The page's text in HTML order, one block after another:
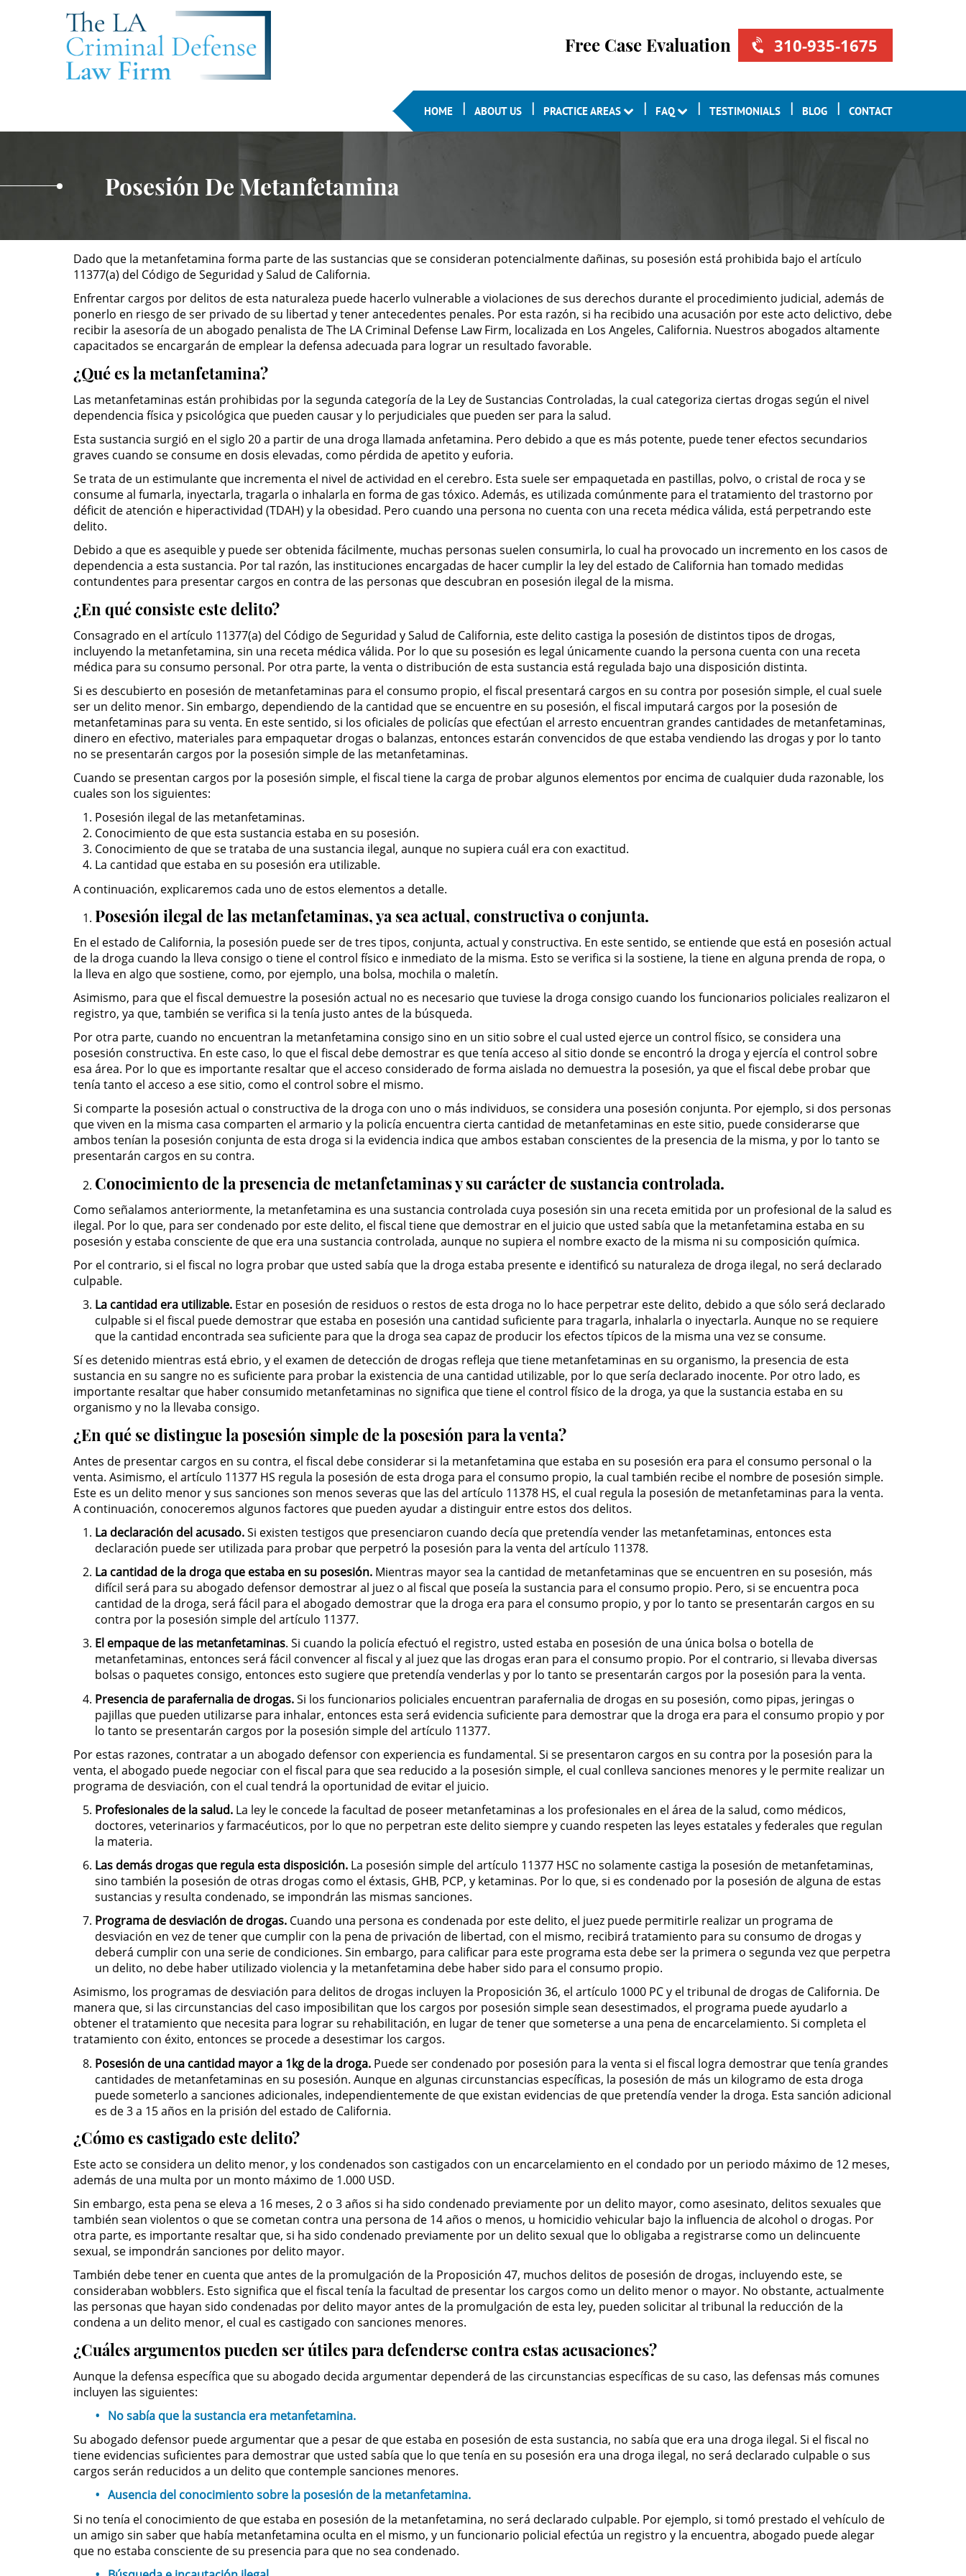
Free Case Evaluation 310-935-1675
HOME ABOUT US PRACTICE AREAS FAQ TESTIMONIALS BLOG CONTACT
Posesión De Metanfetamina
Dado que la metanfetamina forma parte de las sustancias que se consideran potencialmente dañinas, su posesión está prohibida bajo el artículo
11377(a) del Código de Seguridad y Salud de California.
Enfrentar cargos por delitos de esta naturaleza puede hacerlo vulnerable a violaciones de sus derechos durante el procedimiento judicial, además de
ponerlo en riesgo de ser privado de su libertad y tener antecedentes penales. Por esta razón, si ha recibido una acusación por este acto delictivo, debe
recibir la asesoría de un abogado penalista de The LA Criminal Defense Law Firm, localizada en Los Angeles, California. Nuestros abogados altamente
capacitados se encargarán de emplear la defensa adecuada para lograr un resultado favorable.
¿Qué es la metanfetamina?
Las metanfetaminas están prohibidas por la segunda categoría de la Ley de Sustancias Controladas, la cual categoriza ciertas drogas según el nivel
dependencia física y psicológica que pueden causar y lo perjudiciales que pueden ser para la salud.
Esta sustancia surgió en el siglo 20 a partir de una droga llamada anfetamina. Pero debido a que es más potente, puede tener efectos secundarios
graves cuando se consume en dosis elevadas, como pérdida de apetito y euforia.
Se trata de un estimulante que incrementa el nivel de actividad en el cerebro. Esta suele ser empaquetada en pastillas, polvo, o cristal de roca y se
consume al fumarla, inyectarla, tragarla o inhalarla en forma de gas tóxico. Además, es utilizada comúnmente para el tratamiento del trastorno por
déficit de atención e hiperactividad (TDAH) y la obesidad. Pero cuando una persona no cuenta con una receta médica válida, está perpetrando este
delito.
Debido a que es asequible y puede ser obtenida fácilmente, muchas personas suelen consumirla, lo cual ha provocado un incremento en los casos de
dependencia a esta sustancia. Por tal razón, las instituciones encargadas de hacer cumplir la ley del estado de California han tomado medidas
contundentes para presentar cargos en contra de las personas que descubran en posesión ilegal de la misma.
¿En qué consiste este delito?
Consagrado en el artículo 11377(a) del Código de Seguridad y Salud de California, este delito castiga la posesión de distintos tipos de drogas,
incluyendo la metanfetamina, sin una receta médica válida. Por lo que su posesión es legal únicamente cuando la persona cuenta con una receta
médica para su consumo personal. Por otra parte, la venta o distribución de esta sustancia está regulada bajo una disposición distinta.
Si es descubierto en posesión de metanfetaminas para el consumo propio, el fiscal presentará cargos en su contra por posesión simple, el cual suele
ser un delito menor. Sin embargo, dependiendo de la cantidad que se encuentre en su posesión, el fiscal imputará cargos por la posesión de
metanfetaminas para su venta. En este sentido, si los oficiales de policías que efectúan el arresto encuentran grandes cantidades de metanfetaminas,
dinero en efectivo, materiales para empaquetar drogas o balanzas, entonces estarán convencidos de que estaba vendiendo las drogas y por lo tanto
no se presentarán cargos por la posesión simple de las metanfetaminas.
Cuando se presentan cargos por la posesión simple, el fiscal tiene la carga de probar algunos elementos por encima de cualquier duda razonable, los
cuales son los siguientes:
Posesión ilegal de las metanfetaminas.
Conocimiento de que esta sustancia estaba en su posesión.
Conocimiento de que se trataba de una sustancia ilegal, aunque no supiera cuál era con exactitud.
La cantidad que estaba en su posesión era utilizable.
A continuación, explicaremos cada uno de estos elementos a detalle.
Posesión ilegal de las metanfetaminas, ya sea actual, constructiva o conjunta.
En el estado de California, la posesión puede ser de tres tipos, conjunta, actual y constructiva. En este sentido, se entiende que está en posesión actual
de la droga cuando la lleva consigo o tiene el control físico e inmediato de la misma. Esto se verifica si la sostiene, la tiene en alguna prenda de ropa, o
la lleva en algo que sostiene, como, por ejemplo, una bolsa, mochila o maletín.
Asimismo, para que el fiscal demuestre la posesión actual no es necesario que tuviese la droga consigo cuando los funcionarios policiales realizaron el
registro, ya que, también se verifica si la tenía justo antes de la búsqueda.
Por otra parte, cuando no encuentran la metanfetamina consigo sino en un sitio sobre el cual usted ejerce un control físico, se considera una
posesión constructiva. En este caso, lo que el fiscal debe demostrar es que tenía acceso al sitio donde se encontró la droga y ejercía el control sobre
esa área. Por lo que es importante resaltar que el acceso considerado de forma aislada no demuestra la posesión, ya que el fiscal debe probar que
tenía tanto el acceso a ese sitio, como el control sobre el mismo.
Si comparte la posesión actual o constructiva de la droga con uno o más individuos, se considera una posesión conjunta. Por ejemplo, si dos personas
que viven en la misma casa comparten el armario y la policía encuentra cierta cantidad de metanfetaminas en este sitio, puede considerarse que
ambos tenían la posesión conjunta de esta droga si la evidencia indica que ambos estaban conscientes de la presencia de la misma, y por lo tanto se
presentarán cargos en su contra.
Conocimiento de la presencia de metanfetaminas y su carácter de sustancia controlada.
Como señalamos anteriormente, la metanfetamina es una sustancia controlada cuya posesión sin una receta emitida por un profesional de la salud es
ilegal. Por lo que, para ser condenado por este delito, el fiscal tiene que demostrar en el juicio que usted sabía que la metanfetamina estaba en su
posesión y estaba consciente de que era una sustancia controlada, aunque no supiera el nombre exacto de la misma ni su composición química.
Por el contrario, si el fiscal no logra probar que usted sabía que la droga estaba presente e identificó su naturaleza de droga ilegal, no será declarado
culpable.
La cantidad era utilizable. Estar en posesión de residuos o restos de esta droga no lo hace perpetrar este delito, debido a que sólo será declarado
culpable si el fiscal puede demostrar que estaba en posesión una cantidad suficiente para tragarla, inhalarla o inyectarla. Aunque no se requiere
que la cantidad encontrada sea suficiente para que la droga sea capaz de producir los efectos típicos de la misma una vez se consume.
Sí es detenido mientras está ebrio, y el examen de detección de drogas refleja que tiene metanfetaminas en su organismo, la presencia de esta
sustancia en su sangre no es suficiente para probar la existencia de una cantidad utilizable, por lo que sería declarado inocente. Por otro lado, es
importante resaltar que haber consumido metanfetaminas no significa que tiene el control físico de la droga, ya que la sustancia estaba en su
organismo y no la llevaba consigo.
¿En qué se distingue la posesión simple de la posesión para la venta?
Antes de presentar cargos en su contra, el fiscal debe considerar si la metanfetamina que estaba en su posesión era para el consumo personal o la
venta. Asimismo, el artículo 11377 HS regula la posesión de esta droga para el consumo propio, la cual también recibe el nombre de posesión simple.
Este es un delito menor y sus sanciones son menos severas que las del artículo 11378 HS, el cual regula la posesión de metanfetaminas para la venta.
A continuación, conoceremos algunos factores que pueden ayudar a distinguir entre estos dos delitos.
La declaración del acusado.Si existen testigos que presenciaron cuando decía que pretendía vender las metanfetaminas, entonces esta
declaración puede ser utilizada para probar que perpetró la posesión para la venta del artículo 11378.
La cantidad de la droga que estaba en su posesión. Mientras mayor sea la cantidad de metanfetaminas que se encuentren en su posesión, más
difícil será para su abogado defensor demostrar al juez o al fiscal que poseía la sustancia para el consumo propio. Pero, si se encuentra poca
cantidad de la droga, será fácil para el abogado demostrar que la droga era para el consumo propio, y por lo tanto se presentarán cargos en su
contra por la posesión simple del artículo 11377.
El empaque de las metanfetaminas. Si cuando la policía efectuó el registro, usted estaba en posesión de una única bolsa o botella de
metanfetaminas, entonces será fácil convencer al fiscal y al juez que las drogas eran para el consumo propio. Por el contrario, si llevaba diversas
bolsas o paquetes consigo, entonces esto sugiere que pretendía venderlas y por lo tanto se presentarán cargos por la posesión para la venta.
Presencia de parafernalia de drogas.Si los funcionarios policiales encuentran parafernalia de drogas en su posesión, como pipas, jeringas o
pajillas que pueden utilizarse para inhalar, entonces esta será evidencia suficiente para demostrar que la droga era para el consumo propio y por
lo tanto se presentarán cargos por la posesión simple del artículo 11377.
Por estas razones, contratar a un abogado defensor con experiencia es fundamental. Si se presentaron cargos en su contra por la posesión para la
venta, el abogado puede negociar con el fiscal para que sea reducido a la posesión simple, el cual conlleva sanciones menores y le permite realizar un
programa de desviación, con el cual tendrá la oportunidad de evitar el juicio.
Profesionales de la salud. La ley le concede la facultad de poseer metanfetaminas a los profesionales en el área de la salud, como médicos,
doctores, veterinarios y farmacéuticos, por lo que no perpetran este delito siempre y cuando respeten las leyes estatales y federales que regulan
la materia.
Las demás drogas que regula esta disposición. La posesión simple del artículo 11377 HSC no solamente castiga la posesión de metanfetaminas,
sino también la posesión de otras drogas como el éxtasis, GHB, PCP, y ketaminas. Por lo que, si es condenado por la posesión de alguna de estas
sustancias y resulta condenado, se impondrán las mismas sanciones.
Programa de desviación de drogas. Cuando una persona es condenada por este delito, el juez puede permitirle realizar un programa de
desviación en vez de tener que cumplir con la pena de privación de libertad, con el mismo, recibirá tratamiento para su consumo de drogas y
deberá cumplir con una serie de condiciones. Sin embargo, para calificar para este programa esta debe ser la primera o segunda vez que perpetra
un delito, no debe haber utilizado violencia y la metanfetamina debe haber sido para el consumo propio.
Asimismo, los programas de desviación para delitos de drogas incluyen la Proposición 36, el artículo 1000 PC y el tribunal de drogas de California. De
manera que, si las circunstancias del caso imposibilitan que los cargos por posesión simple sean desestimados, el programa puede ayudarlo a
obtener el tratamiento que necesita para lograr su rehabilitación, en lugar de tener que someterse a una pena de encarcelamiento. Si completa el
tratamiento con éxito, entonces se procede a desestimar los cargos.
Posesión de una cantidad mayor a 1kg de la droga. Puede ser condenado por posesión para la venta si el fiscal logra demostrar que tenía grandes
cantidades de metanfetaminas en su posesión. Aunque en algunas circunstancias específicas, la posesión de más un kilogramo de esta droga
puede someterlo a sanciones adicionales, independientemente de que existan evidencias de que pretendía vender la droga. Esta sanción adicional
es de 3 a 15 años en la prisión del estado de California.
¿Cómo es castigado este delito?
Este acto se considera un delito menor, y los condenados son castigados con un encarcelamiento en el condado por un periodo máximo de 12 meses,
además de una multa por un monto máximo de 1.000 USD.
Sin embargo, esta pena se eleva a 16 meses, 2 o 3 años si ha sido condenado previamente por un delito mayor, como asesinato, delitos sexuales que
también sean violentos o que se cometan contra una persona de 14 años o menos, u homicidio vehicular bajo la influencia de alcohol o drogas. Por
otra parte, es importante resaltar que, si ha sido condenado previamente por un delito sexual que lo obligaba a registrarse como un delincuente
sexual, se impondrán sanciones por delito mayor.
También debe tener en cuenta que antes de la promulgación de la Proposición 47, muchos delitos de posesión de drogas, incluyendo este, se
consideraban wobblers. Esto significa que el fiscal tenía la facultad de presentar los cargos como un delito menor o mayor. No obstante, actualmente
las personas que hayan sido condenadas por delito mayor antes de la promulgación de esta ley, pueden solicitar al tribunal la reducción de la
condena a un delito menor, el cual es castigado con sanciones menores.
¿Cuáles argumentos pueden ser útiles para defenderse contra estas acusaciones?
Aunque la defensa específica que su abogado decida argumentar dependerá de las circunstancias específicas de su caso, las defensas más comunes
incluyen las siguientes:
No sabía que la sustancia era metanfetamina.
Su abogado defensor puede argumentar que a pesar de que estaba en posesión de esta sustancia, no sabía que era una droga ilegal. Si el fiscal no
tiene evidencias suficientes para demostrar que usted sabía que lo que tenía en su posesión era una droga ilegal, no será declarado culpable o sus
cargos serán reducidos a un delito que contemple sanciones menores.
Ausencia del conocimiento sobre la posesión de la metanfetamina.
Si no tenía el conocimiento de que estaba en posesión de la metanfetamina, no será declarado culpable. Por ejemplo, si tomó prestado el vehículo de
un amigo sin saber que había metanfetamina oculta en el mismo, y un funcionario policial efectúa un registro y la encuentra, abogado puede alegar
que no estaba consciente de su presencia para que no sea condenado.